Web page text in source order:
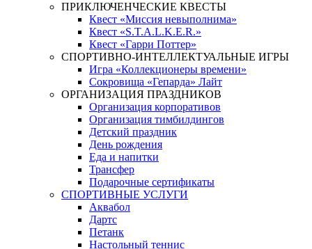
ПРИКЛЮЧЕНЧЕСКИЕ КВЕСТЫ
Квест «Миссия невыполнима»
Квест «S.T.A.L.K.E.R.»
Квест «Гарри Поттер»
СПОРТИВНО-ИНТЕЛЛЕКТУАЛЬНЫЕ ИГРЫ
Игра «Коллекционеры времени»
Сокровища «Гепарда» Лайт
ОРГАНИЗАЦИЯ ПРАЗДНИКОВ
Организация корпоративов
Организация тимбилдингов
Детский праздник
День рождения
Еда и напитки
Трансфер
Подарочные сертификаты
СПОРТИВНЫЕ УСЛУГИ
Аквабол
Дартс
Петанк
Настольный теннис